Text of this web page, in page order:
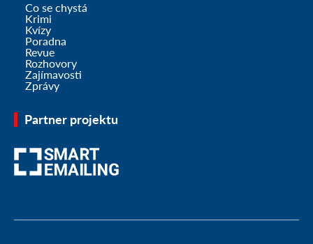
Co se chystá
Krimi
Kvízy
Poradna
Revue
Rozhovory
Zajímavosti
Zprávy
Partner projektu